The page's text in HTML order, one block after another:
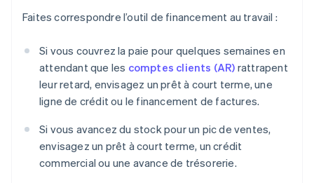
Faites correspondre l’outil de financement au travail :
Si vous couvrez la paie pour quelques semaines en
attendant que les comptes clients (AR) rattrapent
leur retard, envisagez un prêt à court terme, une
ligne de crédit ou le financement de factures.
Si vous avancez du stock pour un pic de ventes,
envisagez un prêt à court terme, un crédit
commercial ou une avance de trésorerie.